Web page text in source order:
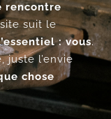
rencontre
suit le
: vous.
juste l’envie
chose